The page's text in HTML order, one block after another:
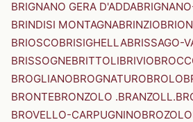
BRIGNANO GERA D'ADDA
BRINDISI MONTAGNABRINZIO
BRIOSCOBRISIGHELLABRISSAGO-
BRISSOGNEBRITTOLIBRIVIO
BROGLIANOBROGNATUROBROLO
BRONTEBRONZOLO .BRANZOLL.
BROVELLO-CARPUGNINOBROZOLO